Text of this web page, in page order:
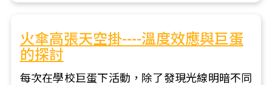
火傘高張天空掛----溫度效應與巨蛋
的探討
每次在學校巨蛋下活動，除了發現光線明暗不同